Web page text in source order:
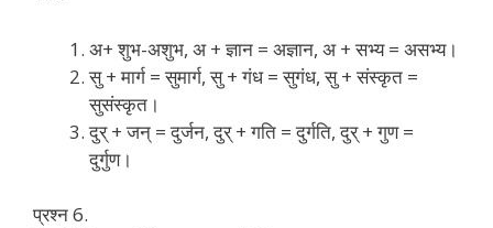
अ+ शुभ-अशुभ, अ + ज्ञान = अज्ञान, अ + सभ्य = असभ्य।
सु + मार्ग = सुमार्ग, सु + गंध = सुगंध, सु + संस्कृत =
सुसंस्कृत।
दुर् + जन् = दुर्जन, दुर् + गति = दुर्गति, दुर् + गुण =
दुर्गुण।
प्रश्न 6.